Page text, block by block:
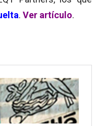
. Ver artículo.